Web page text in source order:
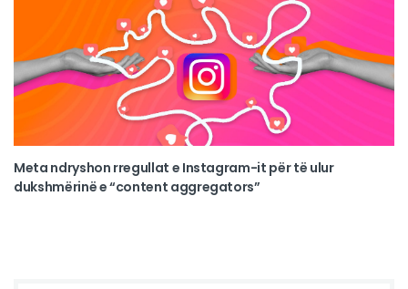
Meta ndryshon rregullat e Instagram-it për të ulur
dukshmërinë e “content aggregators”